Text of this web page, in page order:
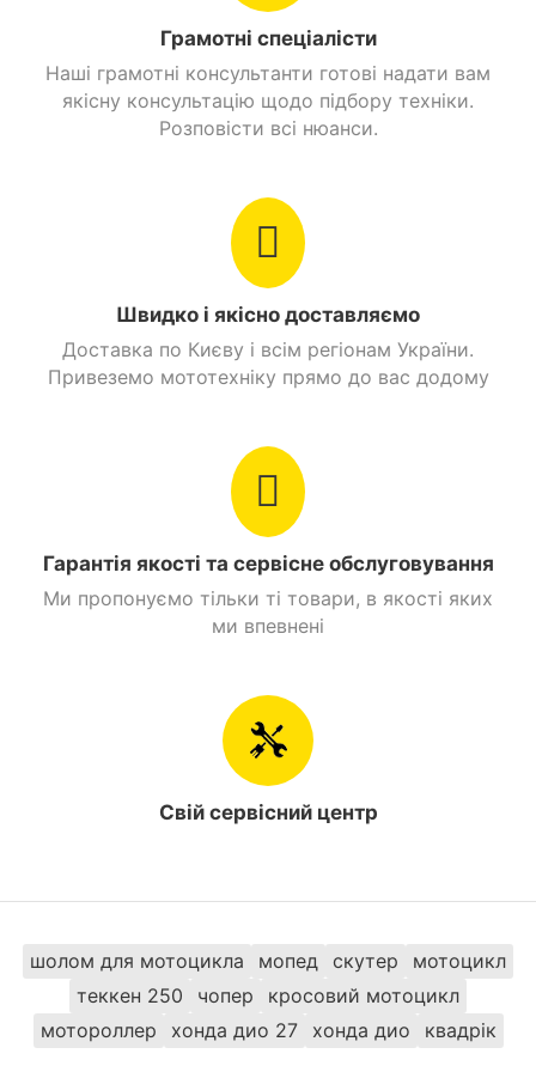
У плані зовнішності Alpha 110 практично нічим не
відмінність – велика кількість хромованих деталей.
Щоб захистити металеві елементи від корозії,
виробник покрив їх хромом. Це не тільки виключає
Сама комплектація Вайпера стандартна:
Дзеркала на подовжених ніжках.
Бензобак ємністю 4 л.
Комфортабельне двомісне сидіння.
Дуги, для захисту двигуна і ніг райдера.
Центральна підніжка.
Захист ланцюга.
Головна причина купити мопед Viper Alpha 110 в
підготовка. Всі байки проходять повну діагностику,
огляд і базове ТО. Це дозволяє контролювати
якість техніки і виключити ризик браку. Також на
Viper Alpha 110 надається річна гарантія.
Грамотні спеціалісти
Наші грамотні консультанти готові надати вам
якісну консультацію щодо підбору техніки.
Розповісти всі нюанси.
Швидко і якісно доставляємо
Доставка по Києву і всім регіонам України.
Привеземо мототехніку прямо до вас додому
Гарантія якості та сервісне обслуговування
Ми пропонуємо тільки ті товари, в якості яких
ми впевнені
Свій сервісний центр
шолом для мотоцикла мопед скутер
мотоцикл
теккен 250
чопер
кросовий мотоцикл
мотороллер
хонда дио 27 хонда дио квадрік